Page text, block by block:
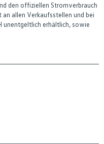
den offiziellen Stromverbrauch
allen Verkaufsstellen und bei
unentgeltlich erhältlich, sowie